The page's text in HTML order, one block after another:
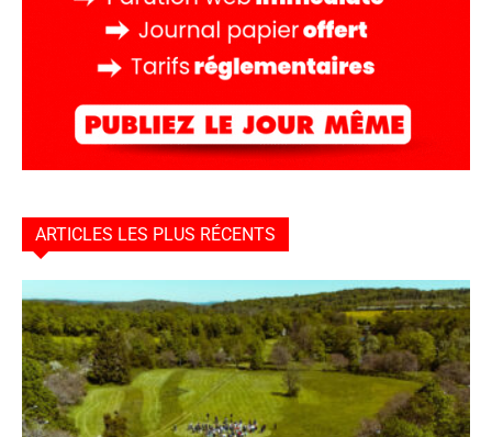
ARTICLES LES PLUS RÉCENTS